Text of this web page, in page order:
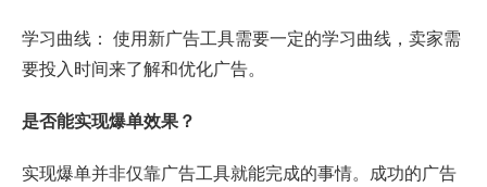
学习曲线： 使用新广告工具需要一定的学习曲线，卖家需
要投入时间来了解和优化广告。
是否能实现爆单效果？
实现爆单并非仅靠广告工具就能完成的事情。成功的广告